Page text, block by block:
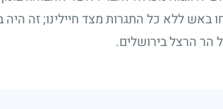
באש ללא כל התגרות מצד חיילינו;זה היה
הר הרצל בירושלים.